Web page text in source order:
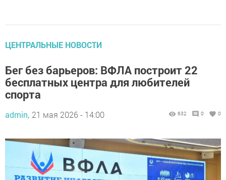
ЦЕНТРАЛЬНЫЕ НОВОСТИ
Бег без барьеров: ВФЛА построит 22
бесплатных центра для любителей
спорта
admin, 21 мая 2026 - 14:00 632 0 0